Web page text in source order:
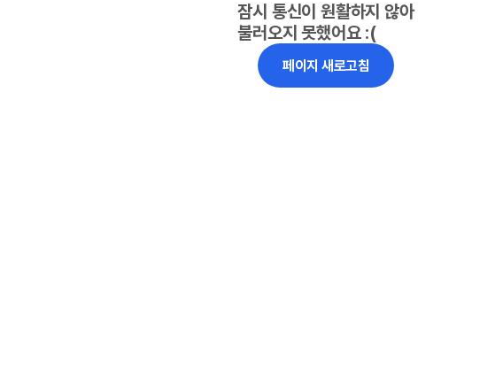
잠시 통신이 원활하지 않아
불러오지 못했어요 :(
페이지 새로고침